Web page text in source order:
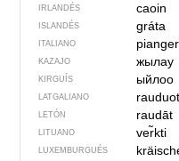
IRLANDÉS caoin
ISLANDÉS gráta
ITALIANO
KAZAJO жылау
KIRGUÍS ыйлоо
LATGALIANO rauduot
LETÓN raudāt
LITUANO ver̃kti
LUXEMBURGUÉS